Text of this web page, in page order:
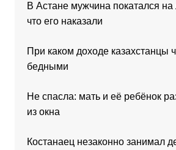
В Астане мужчина покатался
что его наказали
При каком доходе казахстанцы
бедными
Не спасла: мать и её ребёнок
из окна
Костанаец незаконно занимал